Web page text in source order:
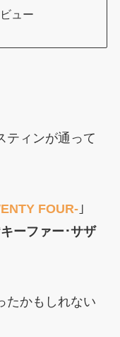
ュー
ティンが通って
FOUR-｣
キーファー･サザ
たかもしれない